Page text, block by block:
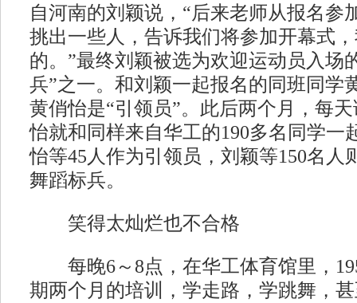
自河南的刘颖说，“后来老师从报名参
挑出一些人，告诉我们将参加开幕式
的。”最终刘颖被选为欢迎运动员入场
兵”之一。和刘颖一起报名的同班同学
黄俏怡是“引领员”。此后两个月，每
怡就和同样来自华工的190多名同学一
怡等45人作为引领员，刘颖等150名人
舞蹈标兵。
笑得太灿烂也不合格
每晚6～8点，在华工体育馆里，
期两个月的培训，学走路，学跳舞，